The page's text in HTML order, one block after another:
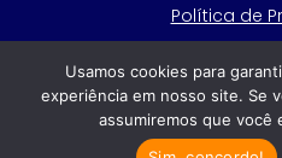
Política de
Feito com
Usamos cookies para
experiência em nosso site. Se
assumiremos que você